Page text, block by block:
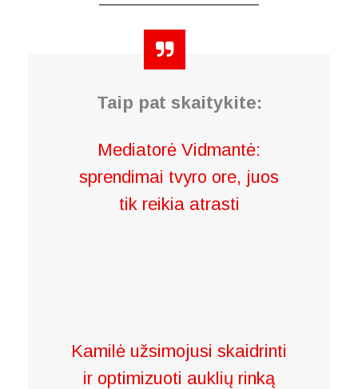
Taip pat skaitykite:
Mediatorė Vidmantė:
sprendimai tvyro ore, juos
tik reikia atrasti
Kamilė užsimojusi skaidrinti
ir optimizuoti auklių rinką